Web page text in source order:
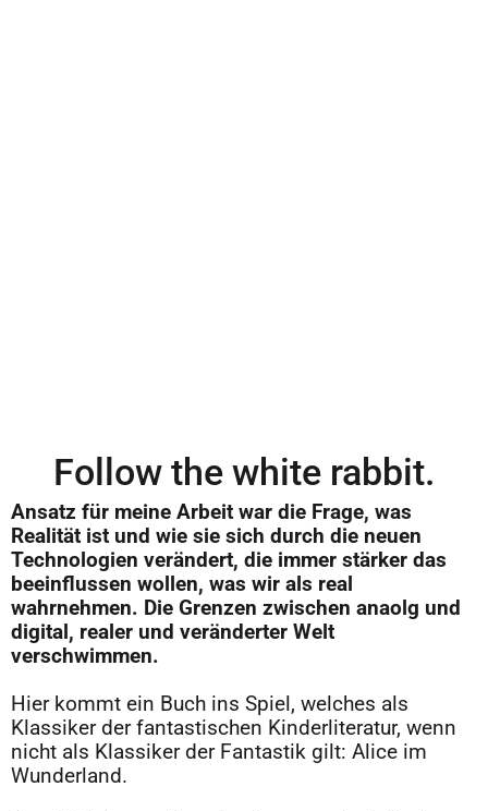
Follow the white rabbit.
Ansatz für meine Arbeit war die Frage, was
Realität ist und wie sie sich durch die neuen
Technologien verändert, die immer stärker das
beeinflussen wollen, was wir als real
wahrnehmen. Die Grenzen zwischen anaolg und
digital, realer und veränderter Welt
verschwimmen.
Hier kommt ein Buch ins Spiel, welches als
Klassiker der fantastischen Kinderliteratur, wenn
nicht als Klassiker der Fantastik gilt: Alice im
Wunderland.